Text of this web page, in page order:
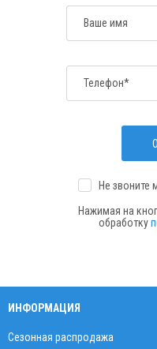
Ваше имя
Телефон*
Не звоните
Нажимая на
обработку
ИНФОРМАЦИЯ
Сезонная распродажа